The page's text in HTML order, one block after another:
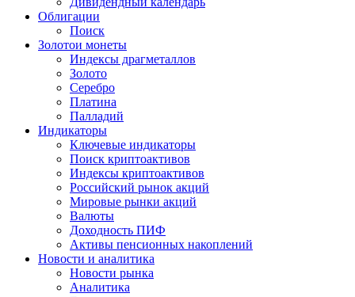
Облигации
Поиск
Золотои монеты
Индексы драгметаллов
Золото
Серебро
Платина
Палладий
Индикаторы
Ключевые индикаторы
Поиск криптоактивов
Индексы криптоактивов
Российский рынок акций
Мировые рынки акций
Валюты
Доходность ПИФ
Активы пенсионных накоплений
Новости и аналитика
Новости рынка
Аналитика